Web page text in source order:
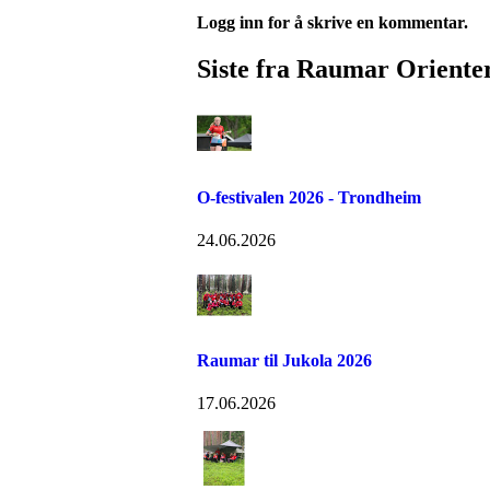
Logg inn for å skrive en kommentar.
Siste fra Raumar
O-festivalen 2026 - Trondheim
24.06.2026
Raumar til Jukola 2026
17.06.2026